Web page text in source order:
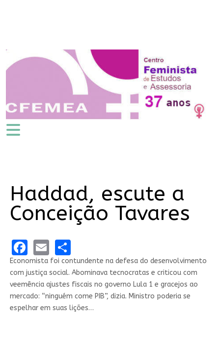
Haddad, escute a
Conceição Tavares
Facebook
EmailShare
Economista foi contundente na defesa do desenvolvimento
com justiça social. Abominava tecnocratas e criticou com
veemência ajustes fiscais no governo Lula 1 e gracejos ao
mercado: “ninguém come PIB”, dizia. Ministro poderia se
espelhar em suas lições…